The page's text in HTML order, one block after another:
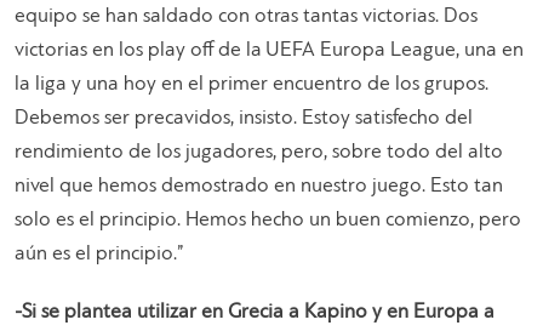
equipo se han saldado con otras tantas victorias. Dos
victorias en los play off de la UEFA Europa League, una en
la liga y una hoy en el primer encuentro de los grupos.
Debemos ser precavidos, insisto. Estoy satisfecho del
rendimiento de los jugadores, pero, sobre todo del alto
nivel que hemos demostrado en nuestro juego. Esto tan
solo es el principio. Hemos hecho un buen comienzo, pero
aún es el principio.”
-Si se plantea utilizar en Grecia a Kapino y en Europa a